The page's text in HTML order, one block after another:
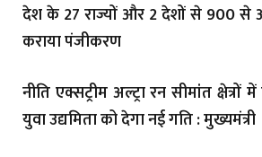
देश के 27 राज्यों और 2 देशों से 900 से
कराया पंजीकरण
नीति एक्सट्रीम अल्ट्रा रन सीमांत क्षेत्रों
युवा उद्यमिता को देगा नई गति : मुख्यमंत्री